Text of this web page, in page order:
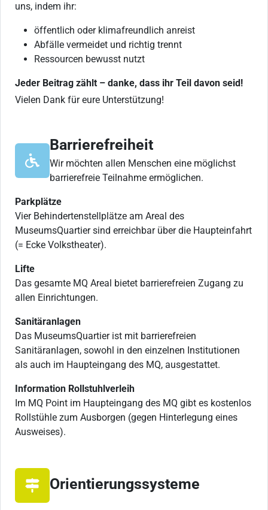
uns, indem ihr:
öffentlich oder klimafreundlich anreist
Abfälle vermeidet und richtig trennt
Ressourcen bewusst nutzt
Jeder Beitrag zählt – danke, dass ihr Teil davon seid!
Vielen Dank für eure Unterstützung!
Barrierefreiheit
Wir möchten allen Menschen eine möglichst
barrierefreie Teilnahme ermöglichen.
Parkplätze
Vier Behindertenstellplätze am Areal des
MuseumsQuartier sind erreichbar über die Haupteinfahrt
(= Ecke Volkstheater).
Lifte
Das gesamte MQ Areal bietet barrierefreien Zugang zu
allen Einrichtungen.
Sanitäranlagen
Das MuseumsQuartier ist mit barrierefreien
Sanitäranlagen, sowohl in den einzelnen Institutionen
als auch im Haupteingang des MQ, ausgestattet.
Information Rollstuhlverleih
Im MQ Point im Haupteingang des MQ gibt es kostenlos
Rollstühle zum Ausborgen (gegen Hinterlegung eines
Ausweises).
Orientierungssysteme